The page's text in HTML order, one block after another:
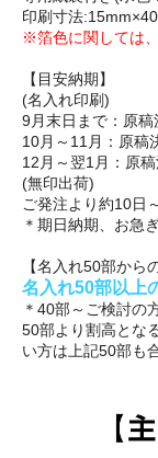
印刷寸法
※箔色に関しては
【目安納期】
(名入れ印刷)
9月末日まで：原
10月～11月：原稿
12月～翌1月：原
(無印出荷)
ご発注より約10日
＊期日納期、お急
【名入れ50部から
名入れ50部以上
＊40部～ご検討の
50部より割高とな
い方は上記50部も